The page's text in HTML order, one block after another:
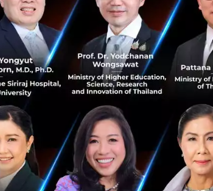
Sandbox Esports Training Center ลานฝึกซ้อม
ระดับโปรสำหรับนักกีฬา Esports
นาทีนี้ เราคงปฏิเสธความแรงของกีฬาอิเล็กทรอนิกส์หน้าใหม่
อย่าง Esports ไม่ได้อีกแล้ว ทั้งจากธุรกิจเกมที่มูลค่าหลายพัน
ล้านบาทโดยยังไม่มีท่าทีชะลอตัว จำนวนผู้เล่นหลายล้านราย
การเติบโตแ...
20
PR News
Krungsri จัดงาน Demo Day โชว์ผลงาน 10
Startup พลิกธุรกิจด้วยแนวคิดดิจิทัล